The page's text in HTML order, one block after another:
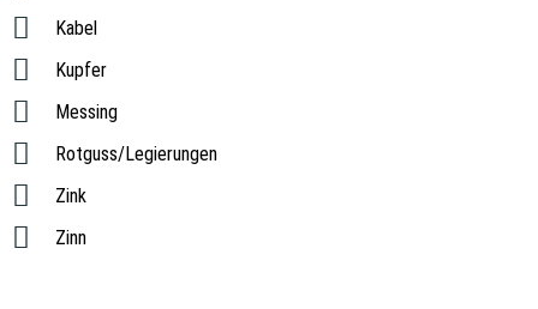
Kabel
Kupfer
Messing
Rotguss/Legierungen
Zink
Zinn